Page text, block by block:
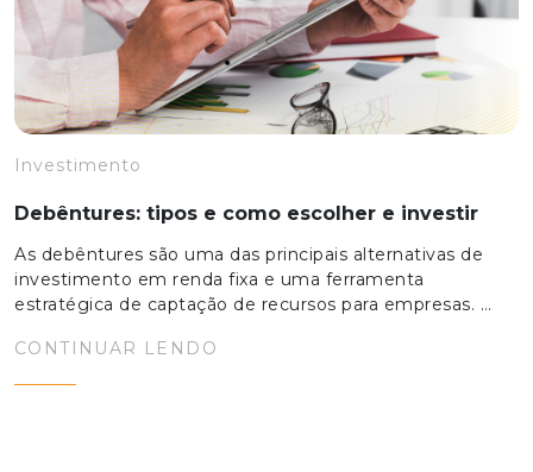
Investimento
Debêntures: tipos e como escolher e investir
As debêntures são uma das principais alternativas de
investimento em renda fixa e uma ferramenta
estratégica de captação de recursos para empresas. …
CONTINUAR LENDO